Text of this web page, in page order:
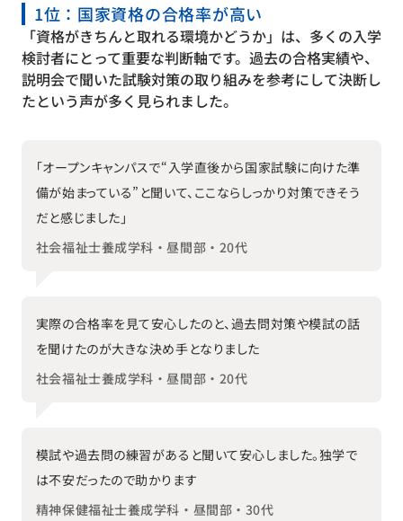
1位：国家資格の合格率が高い
「資格がきちんと取れる環境かどうか」は、多くの入学
検討者にとって重要な判断軸です。過去の合格実績や、
説明会で聞いた試験対策の取り組みを参考にして決断し
たという声が多く見られました。
「オープンキャンパスで“入学直後から国家試験に向けた準
備が始まっている”と聞いて、ここならしっかり対策できそう
だと感じました」
社会福祉士養成学科・昼間部・20代
実際の合格率を見て安心したのと、過去問対策や模試の話
を聞けたのが大きな決め手となりました
社会福祉士養成学科・昼間部・20代
模試や過去問の練習があると聞いて安心しました。独学で
は不安だったので助かります
精神保健福祉士養成学科・昼間部・30代